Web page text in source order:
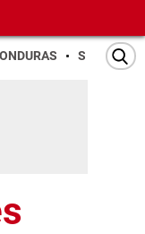
SAN PEDRO